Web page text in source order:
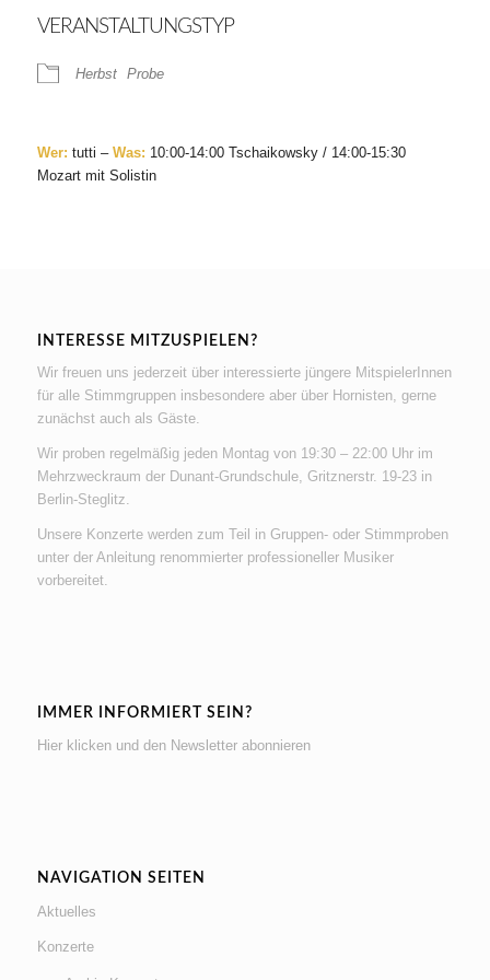
VERANSTALTUNGSTYP
Herbst Probe
Wer: tutti – Was: 10:00-14:00 Tschaikowsky / 14:00-15:30
Mozart mit Solistin
INTERESSE MITZUSPIELEN?
Wir freuen uns jederzeit über interessierte jüngere MitspielerInnen
für alle Stimmgruppen insbesondere aber über Hornisten, gerne
zunächst auch als Gäste.
Wir proben regelmäßig jeden Montag von 19:30 – 22:00 Uhr im
Mehrzweckraum der Dunant-Grundschule, Gritznerstr. 19-23 in
Berlin-Steglitz.
Unsere Konzerte werden zum Teil in Gruppen- oder Stimmproben
unter der Anleitung renommierter professioneller Musiker
vorbereitet.
IMMER INFORMIERT SEIN?
Hier klicken und den Newsletter abonnieren
NAVIGATION SEITEN
Aktuelles
Konzerte